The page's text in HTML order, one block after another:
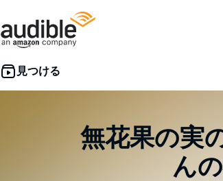
無花果の実
ん